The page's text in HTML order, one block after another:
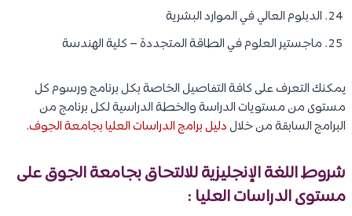
الدبلوم العالي في الموارد البشرية
ماجستير العلوم في الطاقة المتجددة – كلية الهندسة
يمكنك التعرف على كافة التفاصيل الخاصة بكل برنامج ورسوم كل
مستوى من مستويات الدراسة والخطة الدراسية لكل برنامج من
البرامج السابقة من خلالدليل برامج الدراسات العليا بجامعة الجوف.
شروط اللغة الإنجليزية للالتحاق بجامعة الجوق على
مستوى الدراسات العليا :